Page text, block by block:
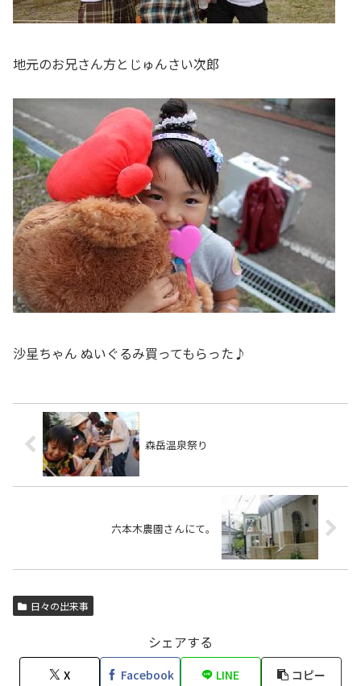
地元のお兄さん方とじゅんさい次郎
沙星ちゃん ぬいぐるみ買ってもらった♪
森岳温泉祭り
六本木農園さんにて。
日々の出来事
シェアする
X Facebook LINE コピー